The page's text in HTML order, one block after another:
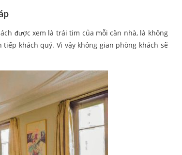
được xem là trái tim của mỗi căn nhà, là không
khách quý. Vì vậy không gian phòng khách sẽ